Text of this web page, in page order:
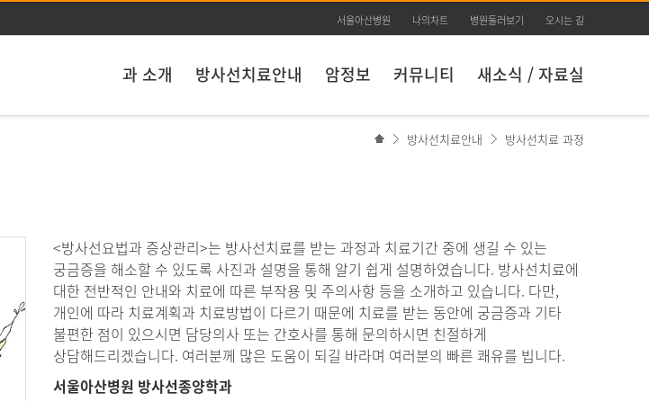
주메뉴 바로가기
본문 바로가기
서울아산병원 나의차트 병원둘러보기 오시는 길
과 소개 방사선치료안내 암정보 커뮤니티 새소식 / 자료실
방사선치료안내 방사선치료 과정
<방사선요법과 증상관리>는 방사선치료를 받는 과정과 치료기간 중에 생길 수 있는
궁금증을 해소할 수 있도록 사진과 설명을 통해 알기 쉽게 설명하였습니다. 방사선치료에
대한 전반적인 안내와 치료에 따른 부작용 및 주의사항 등을 소개하고 있습니다. 다만,
개인에 따라 치료계획과 치료방법이 다르기 때문에 치료를 받는 동안에 궁금증과 기타
불편한 점이 있으시면 담당의사 또는 간호사를 통해 문의하시면 친절하게
상담해드리겠습니다. 여러분께 많은 도움이 되길 바라며 여러분의 빠른 쾌유를 빕니다.
서울아산병원 방사선종양학과